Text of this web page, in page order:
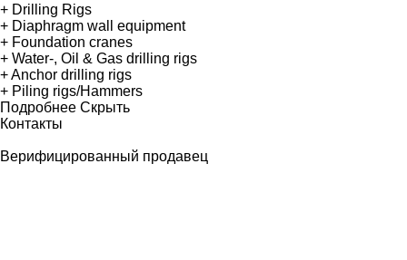
+ Drilling Rigs
+ Diaphragm wall equipment
+ Foundation cranes
+ Water-, Oil & Gas drilling rigs
+ Anchor drilling rigs
+ Piling rigs/Hammers
Подробнее Скрыть
Контакты
Верифицированный продавец